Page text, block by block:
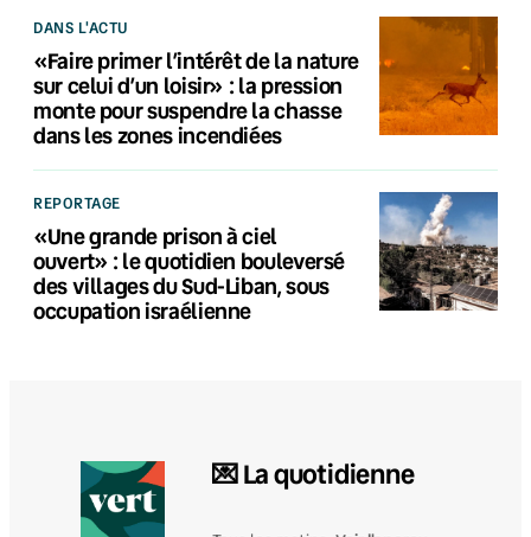
DANS L'ACTU
«Faire primer l’intérêt de la nature
sur celui d’un loisir» : la pression
monte pour suspendre la chasse
dans les zones incendiées
REPORTAGE
«Une grande prison à ciel
ouvert» : le quotidien bouleversé
des villages du Sud-Liban, sous
occupation israélienne
💌 La quotidienne